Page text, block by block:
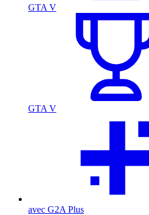
GTA V
GTA V
avec G2A Plus